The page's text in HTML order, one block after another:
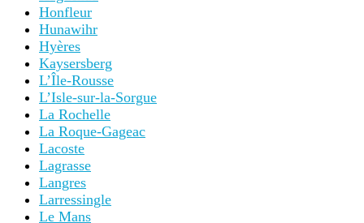
Honfleur
Hunawihr
Hyères
Kaysersberg
L’Île-Rousse
L’Isle-sur-la-Sorgue
La Rochelle
La Roque-Gageac
Lacoste
Lagrasse
Langres
Larressingle
Le Mans